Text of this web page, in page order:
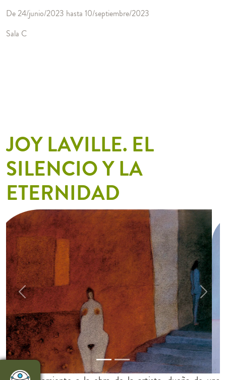
De 24/junio/2023 hasta 10/septiembre/2023
Sala C
JOY LAVILLE. EL
SILENCIO Y LA
ETERNIDAD
Previous Next